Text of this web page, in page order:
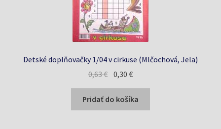
Detské doplňovačky 1/04 v cirkuse (Mlčochová, Jela)
0,63€ Pôvodná
cena
bola:
0,63 €.
0,30€Aktuálna
cena
je:
0,30 €.
Pridať do košíka